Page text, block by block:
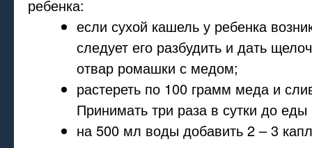
ребенка:
если сухой кашель у ребенка
следует его разбудить и дать
отвар ромашки с медом;
растереть по 100 грамм меда и
Принимать три раза в сутки до
на 500 мл воды добавить 2 – 3